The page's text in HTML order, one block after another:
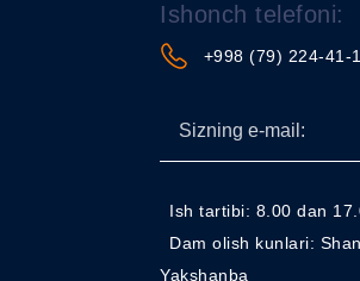
Ishonch telefoni:
+998 (79) 224-41-
Ish tartibi: 8.00 dan
Dam olish kunlari:
Yakshanba